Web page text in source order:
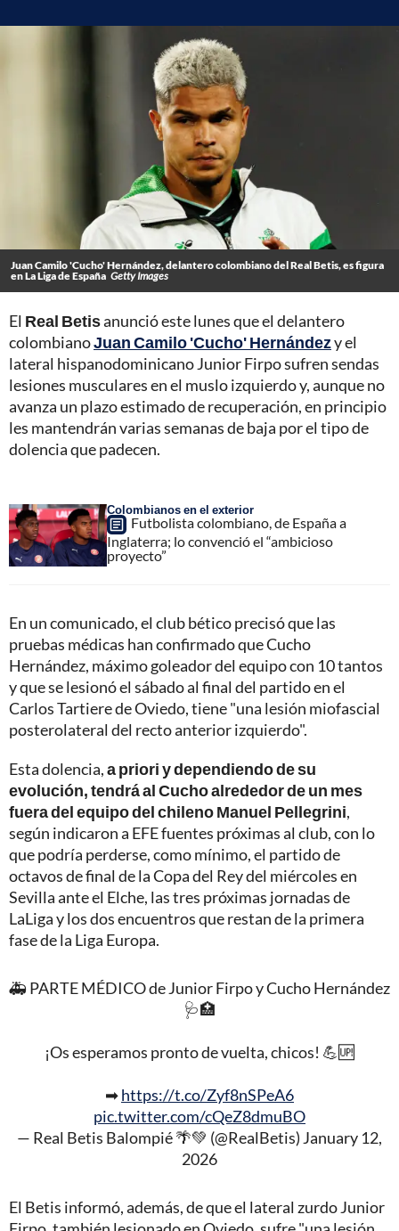
Juan Camilo 'Cucho' Hernández, delantero colombiano del Real Betis, es figura
en La Liga de España Getty Images
El Real Betisanunció este lunes que el delantero
colombianoJuan Camilo 'Cucho' Hernándezy el
lateral hispanodominicano Junior Firpo sufren sendas
lesiones musculares en el muslo izquierdo y, aunque no
avanza un plazo estimado de recuperación, en principio
les mantendrán varias semanas de baja por el tipo de
dolencia que padecen.
Colombianos en el exterior
Futbolista colombiano, de España a
Inglaterra; lo convenció el “ambicioso
proyecto”
En un comunicado, el club bético precisó que las
pruebas médicas han confirmado que Cucho
Hernández, máximo goleador del equipo con 10 tantos
y que se lesionó el sábado al final del partido en el
Carlos Tartiere de Oviedo, tiene "una lesión miofascial
posterolateral del recto anterior izquierdo".
Esta dolencia,a priori y dependiendo de su
evolución, tendrá al Cucho alrededor de un mes
fuera del equipo del chileno Manuel Pellegrini,
según indicaron a EFE fuentes próximas al club, con lo
que podría perderse, como mínimo, el partido de
octavos de final de la Copa del Rey del miércoles en
Sevilla ante el Elche, las tres próximas jornadas de
LaLiga y los dos encuentros que restan de la primera
fase de la Liga Europa.
🚑 PARTE MÉDICO de Junior Firpo y Cucho Hernández
🩺🏥
¡Os esperamos pronto de vuelta, chicos! 💪🆙
➡https://t.co/Zyf8nSPeA6
pic.twitter.com/cQeZ8dmuBO
— Real Betis Balompié 🌴💚 (@RealBetis) January 12,
2026
El Betis informó, además, de que el lateral zurdo Junior